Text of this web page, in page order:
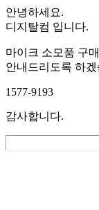
안녕하세요.
디지탈컴 입니다.
마이크 소모품 구
안내드리도록 하
1577-9193
감사합니다.